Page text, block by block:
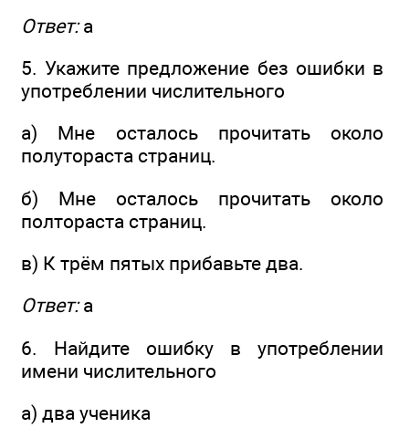
Ответ:а
5. Укажите предложение без ошибки в
употреблении числительного
а) Мне осталось прочитать около
полутораста страниц.
б) Мне осталось прочитать около
полтораста страниц.
в) К трём пятых прибавьте два.
Ответ:а
6. Найдите ошибку в употреблении
имени числительного
а) два ученика